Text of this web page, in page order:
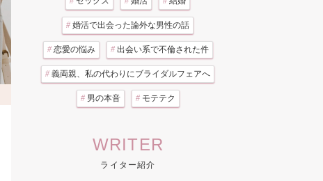
# 婚活で出会った論外な男性の話
# 恋愛の悩み # 出会い系で不倫された件
# 義両親、私の代わりにブライダルフェアへ
# 男の本音 # モテテク
WRITER
ライター紹介